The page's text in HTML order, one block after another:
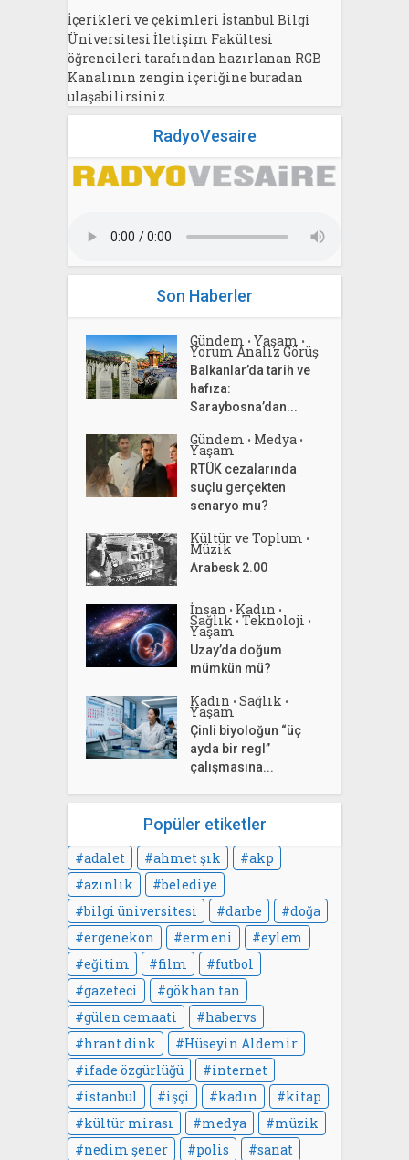
İçerikleri ve çekimleri İstanbul Bilgi
Üniversitesi İletişim Fakültesi
öğrencileri tarafından hazırlanan RGB
Kanalının zengin içeriğine buradan
ulaşabilirsiniz.
RadyoVesaire
Son Haberler
Gündem • Yaşam •
Yorum Analiz Görüş
Balkanlar’da tarih ve
hafıza:
Saraybosna’dan...
Gündem • Medya •
Yaşam
RTÜK cezalarında
suçlu gerçekten
senaryo mu?
Kültür ve Toplum •
Müzik
Arabesk 2.00
İnsan • Kadın •
Sağlık • Teknoloji •
Yaşam
Uzay’da doğum
mümkün mü?
Kadın • Sağlık •
Yaşam
Çinli biyoloğun “üç
ayda bir regl”
çalışmasına...
Popüler etiketler
adalet ahmet şık
akp
azınlık
belediye
bilgi üniversitesi
darbe
doğa
ergenekon
ermeni
eylem
eğitim
film
futbol
gazeteci
gökhan tan
gülen cemaati
habervs
hrant dink
Hüseyin Aldemir
ifade özgürlüğü
internet
istanbul
işçi kadın
kitap
kültür mirası
medya
müzik
nedim şener
polis
sanat